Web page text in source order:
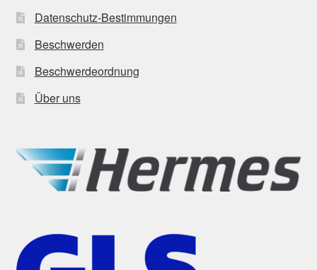
Datenschutz-Bestimmungen
Beschwerden
Beschwerdeordnung
Über uns